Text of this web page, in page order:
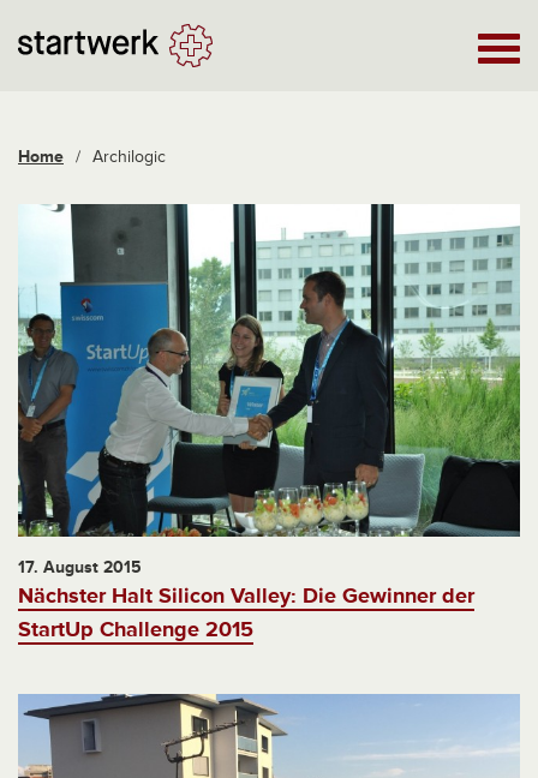
Home / Archilogic
17. August 2015
Nächster Halt Silicon Valley: Die Gewinner der
StartUp Challenge 2015